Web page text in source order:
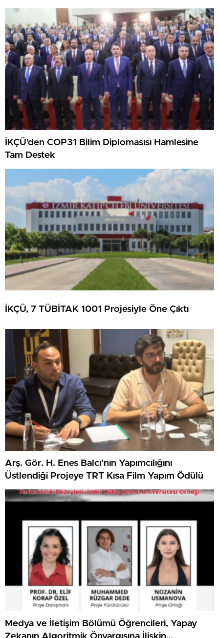
İKÇÜ’den COP31 Bilim Diplomasısı Hamlesine
Tam Destek
İKÇÜ, 7 TÜBİTAK 1001 Projesiyle Öne Çıktı
Arş. Gör. H. Enes Balcı’nın Yapımcılığını
Üstlendiği Projeye TRT Kısa Film Yapım Ödülü
Medya ve İletişim Bölümü Öğrencileri, Yapay
Zekanın Algoritmik Önyargısına İlişkin